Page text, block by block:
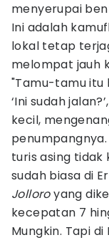
menyerupai
Ini adalah
lokal tetap
melompat jauh
"Tamu-tamu itu
‘Ini sudah
kecil,
turis asing tidak
sudah biasa di
Jolloroyang
kecepatan 7
Mungkin. Tapi